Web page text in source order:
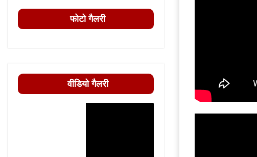
फोटो गैलरी
वीडियो गैलरी